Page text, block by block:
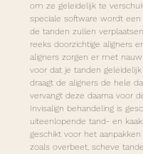
om ze geleidelijk te
speciale software wordt
de tanden zullen
reeks doorzichtige aligners
aligners zorgen er met
voor dat je tanden
draagt de aligners de hele
vervangt deze daarna voor
Invisalign behandeling is
uiteenlopende tand- en
geschikt voor het
zoals overbeet, scheve